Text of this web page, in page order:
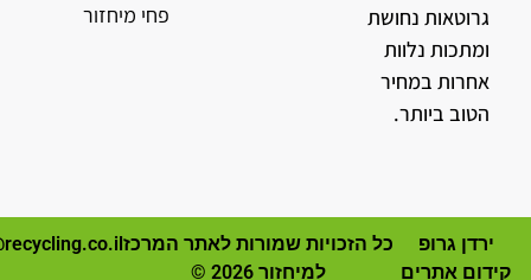
גרוטאות נחושת
ומתכות נלוות
אחרות במחיר
הטוב ביותר.
פחי מיחזור
ירדן גרופ
קידום אתרים
כל הזכויות שמורות לאתר המרכז
למיחזור 2026 ©